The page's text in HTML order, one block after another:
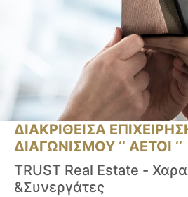
ΔΙΑΚΡΙΘΕΙΣΑ
ΔΙΑΓΩΝΙΣΜΟΥ ‘’ ΑΕΤΟΙ ‘’
TRUST Real Estate -
&Συνεργάτες